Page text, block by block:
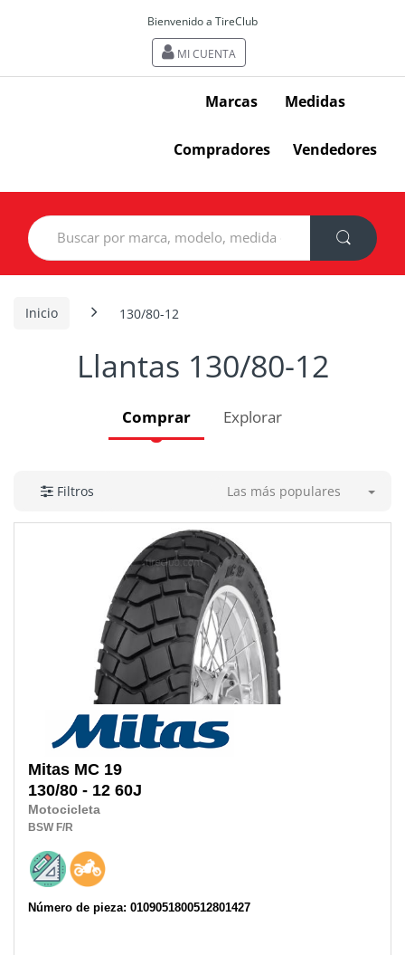
Bienvenido a TireClub
MI CUENTA
Marcas Medidas
Compradores Vendedores
Search
for:
Inicio 130/80-12
Llantas 130/80-12
Comprar Explorar
Filtros Las más populares
Mitas MC 19
130/80 - 12 60J
Motocicleta
BSW F/R
Número de pieza: 0109051800512801427